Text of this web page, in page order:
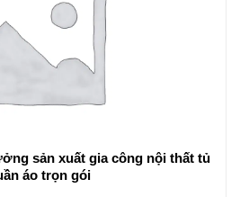
sản xuất gia công nội thất tủ
áo trọn gói